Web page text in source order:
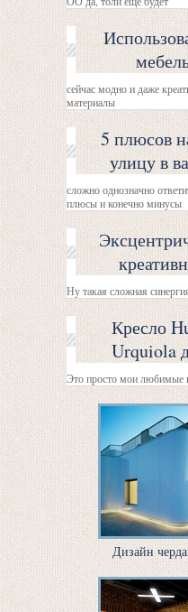
сейчас модно и даже
материалы
5 плюсов
улицу в
сложно однозначно
плюсы и конечно минусы
Ну такая сложная
Кресло
Urquiola
Это просто мои любимые
Дизайн